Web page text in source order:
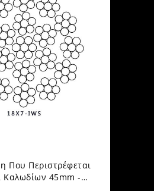
Που Περιστρέφεται
Καλωδίων 45mm -